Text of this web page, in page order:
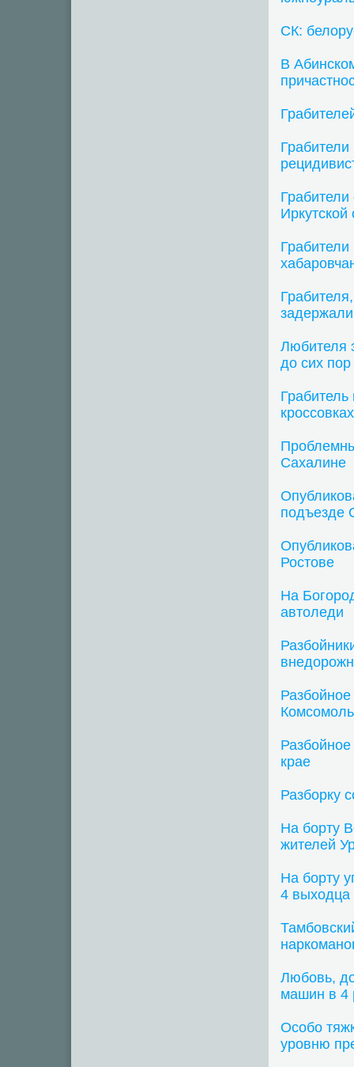
СК:
В
Грабители
Грабители
Иркутской
Любителя
до сих пор
кроссовках
Сахалине
подъезде
Ростове
На
автоледи
крае
Разборку
На борту
жителей
На борту
4
Любовь,
машин в 4
Особо
уровню